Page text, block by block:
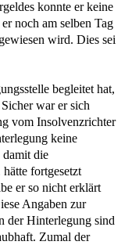
konnte er keine
noch am selben Tag
wird. Dies sei
begleitet hat,
war er sich
vom Insolvenzrichter
keine
die
fortgesetzt
er so nicht erklärt
Angaben zur
der Hinterlegung sind
Zumal der